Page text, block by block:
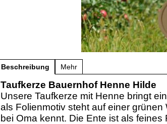
Beschreibung Mehr
Taufkerze Bauernhof Henne Hilde
Unsere Taufkerze mit Henne bringt
als Folienmotiv steht auf einer
bei Oma kennt. Die Ente ist als feines